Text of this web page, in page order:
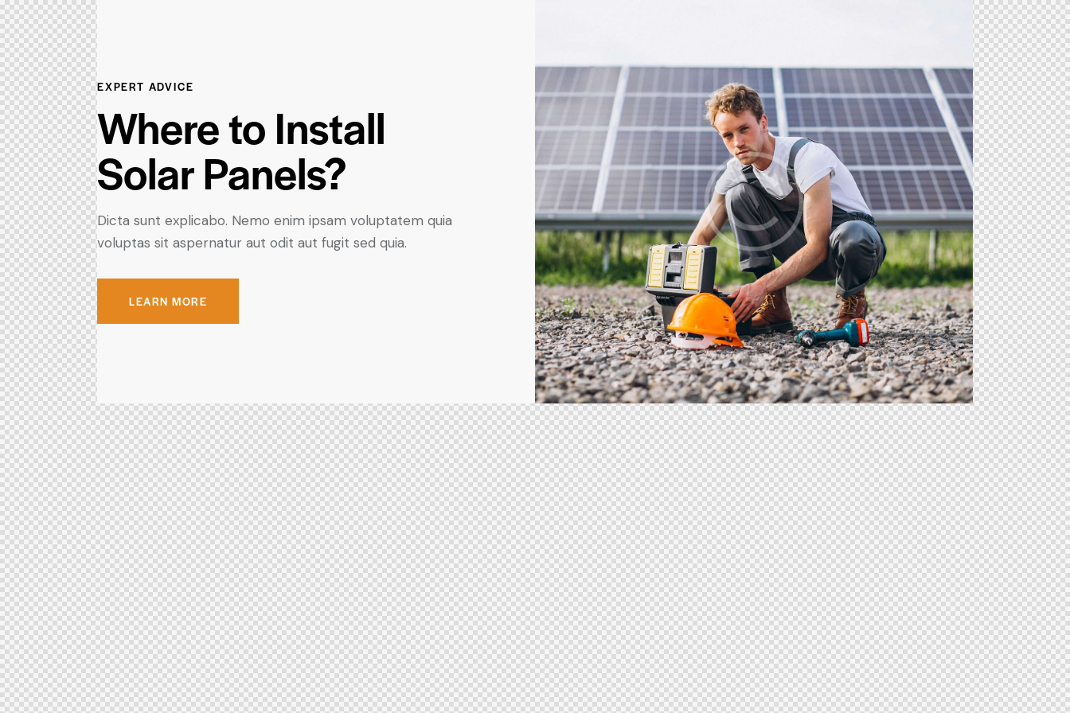
EXPERT ADVICE
Where to Install
Solar Panels?
Dicta sunt explicabo. Nemo enim ipsam voluptatem quia
voluptas sit aspernatur aut odit aut fugit sed quia.
LEARN MORE